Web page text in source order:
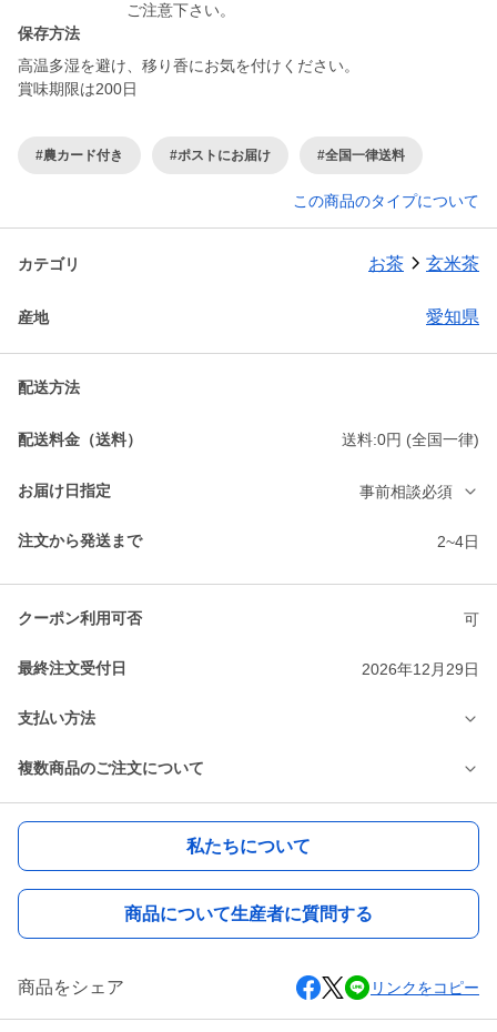
ご注意下さい。
保存方法
高温多湿を避け、移り香にお気を付けください。
賞味期限は200日
#農カード付き #ポストにお届け #全国一律送料
この商品のタイプについて
カテゴリ お茶 玄米茶
産地 愛知県
配送方法
配送料金（送料） 送料:0円 (全国一律)
お届け日指定 事前相談必須
注文から発送まで 2~4日
クーポン利用可否 可
最終注文受付日 2026年12月29日
支払い方法
複数商品のご注文について
私たちについて
商品について生産者に質問する
商品をシェア リンクをコピー